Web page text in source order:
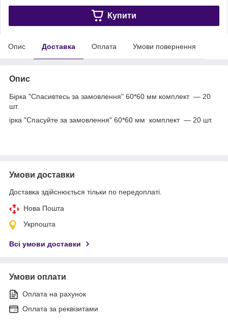
Купити
Опис Доставка Оплата Умови повернення
Опис
Бірка "Спасивтесь за замовлення" 60*60 мм комплект — 20
шт.
ірка "Спасуйте за замовлення" 60*60 мм комплект — 20 шт.
Умови доставки
Доставка здійснюється тільки по передоплаті.
Нова Пошта
Укрпошта
Всі умови доставки
Умови оплати
Оплата на рахунок
Оплата за реквізитами